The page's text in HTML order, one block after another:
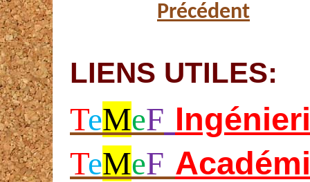
Précédent
LIENS UTILES:
TeMeF Ing
TeMeF